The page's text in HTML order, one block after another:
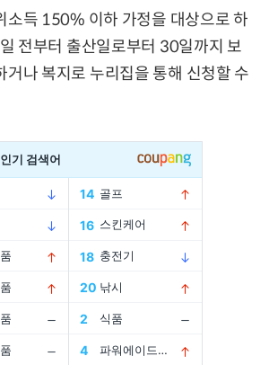
소득 150% 이하 가정을 대상으로 하
전부터 출산일로부터 30일까지 보
거나 복지로 누리집을 통해 신청할 수